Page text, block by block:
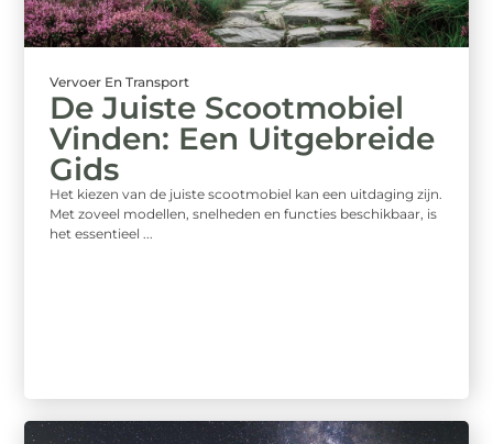
Vervoer En Transport
De Juiste Scootmobiel
Vinden: Een Uitgebreide
Gids
Het kiezen van de juiste scootmobiel kan een uitdaging zijn.
Met zoveel modellen, snelheden en functies beschikbaar, is
het essentieel ...